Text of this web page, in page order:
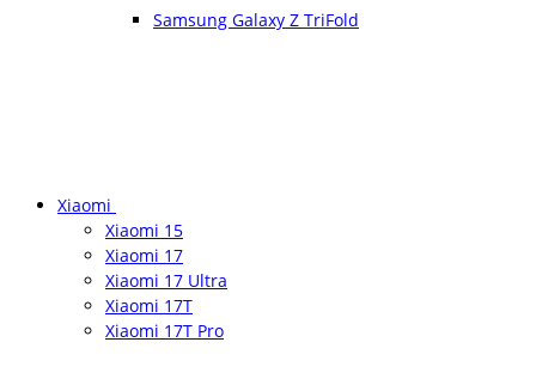
Samsung Galaxy Z TriFold
Xiaomi
Xiaomi 15
Xiaomi 17
Xiaomi 17 Ultra
Xiaomi 17T
Xiaomi 17T Pro